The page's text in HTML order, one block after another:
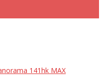
141hk MAX